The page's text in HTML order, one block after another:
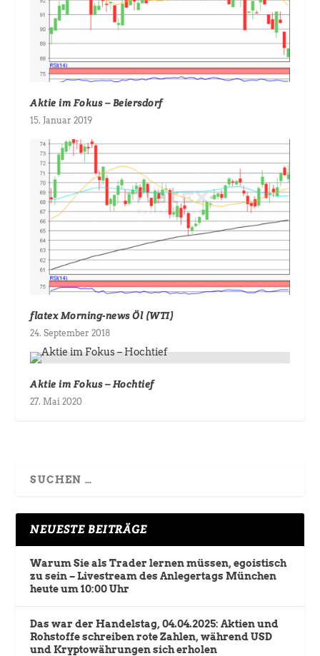
Aktie im Fokus – Beiersdorf
15. Januar 2019
flatex Morning-news Öl (WTI)
24. September 2018
Aktie im Fokus – Hochtief
27. Mai 2020
NEUESTE BEITRÄGE
Warum Sie als Trader lernen müssen, egoistisch
zu sein – Livestream des Anlegertags München
heute um 10:00 Uhr
Das war der Handelstag, 04.04.2025: Aktien und
Rohstoffe schreiben rote Zahlen, während USD
und Kryptowährungen sich erholen